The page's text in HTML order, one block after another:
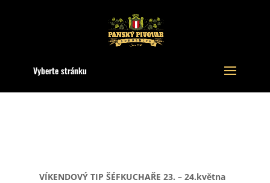
Vyberte stránku
VÍKENDOVÝ TIP ŠÉFKUCHAŘE 23. – 24.května